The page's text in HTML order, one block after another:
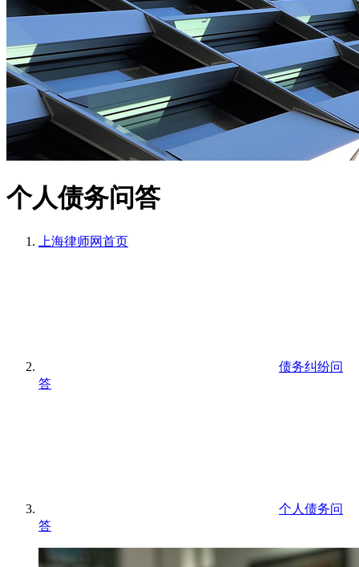
个人债务问答
上海律师网首页
债务纠纷问
答
个人债务问
答